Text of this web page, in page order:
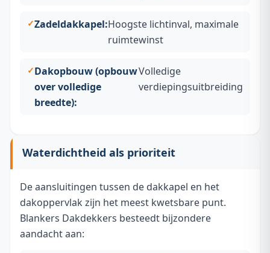
Zadeldakkapel:Hoogste lichtinval, maximale
ruimtewinst
Dakopbouw (opbouw
over volledige
breedte):
Volledige
verdiepingsuitbreiding
Waterdichtheid als prioriteit
De aansluitingen tussen de dakkapel en het
dakoppervlak zijn het meest kwetsbare punt.
Blankers Dakdekkers besteedt bijzondere
aandacht aan: